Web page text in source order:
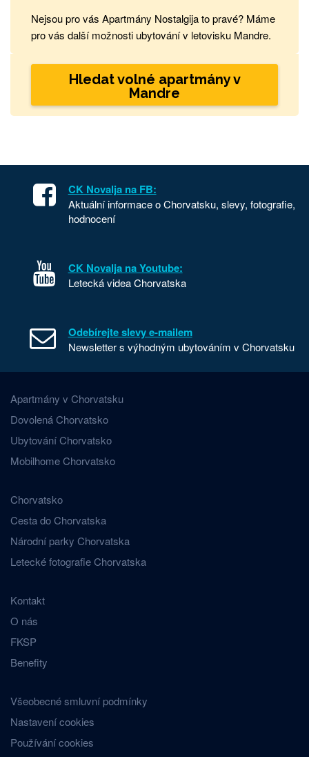
Nejsou pro vás Apartmány Nostalgija to pravé? Máme
pro vás další možnosti ubytování v letovisku Mandre.
Hledat volné apartmány v
Mandre
CK Novalja na FB:
Aktuální informace o Chorvatsku, slevy, fotografie,
hodnocení
CK Novalja na Youtube:
Letecká videa Chorvatska
Odebírejte slevy e-mailem
Newsletter s výhodným ubytováním v Chorvatsku
Apartmány v Chorvatsku
Dovolená Chorvatsko
Ubytování Chorvatsko
Mobilhome Chorvatsko
Chorvatsko
Cesta do Chorvatska
Národní parky Chorvatska
Letecké fotografie Chorvatska
Kontakt
O nás
FKSP
Benefity
Všeobecné smluvní podmínky
Nastavení cookies
Používání cookies